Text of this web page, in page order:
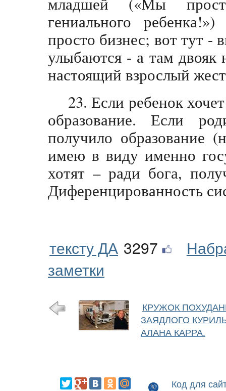
гениального
просто бизнес; вот тут -
улыбаются - а там двояк
настоящий взрослый
23. Если ребенок
образование. Если
получило образование
имею в виду именно
хотят – ради бога,
Диференцированность
тексту ДА 3297
заметки
КРУЖОК
ЗАЯДЛОГО
АЛАНА КАРРА.
Код для